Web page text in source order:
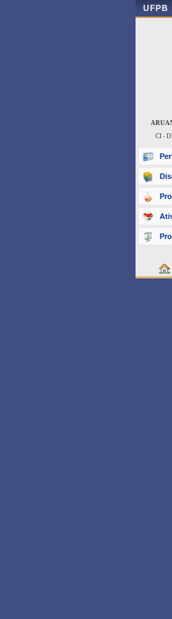
UFPB
CI -